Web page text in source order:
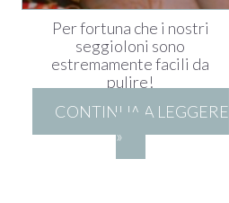
Per fortuna che i nostri
seggioloni sono
estremamente facili da
pulire!
CONTINUA A LEGGERE
»